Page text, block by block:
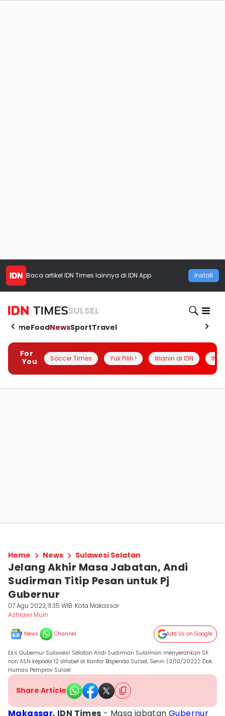
Baca artikel IDN Times lainnya di IDN App Install
SULSEL
HomeFoodNewsSportTravel
For
You
Soccer Times Yuk Pilih ! Iklanin di IDN
Home News Sulawesi Selatan
Jelang Akhir Masa Jabatan, Andi
Sudirman Titip Pesan untuk Pj
Gubernur
07 Agu 2023, 11:35 WIB Kota Makassar
Ashrawi Muin
News Channel Add Us on Google
Eks Gubernur Sulawesi Selatan Andi Sudirman Sulaiman menyerahkan SK
non ASN kepada 12 difabel di Kantor Bapenda Sulsel, Senin (3/10/2022). Dok.
Humas Pemprov Sulsel
Share Article
Makassar, IDN Times - Masa jabatanGubernur